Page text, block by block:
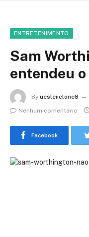
ENTRETENIMENTO
Sam
entendeu
By uesleiiclone8
Nenhum comentário
Facebook